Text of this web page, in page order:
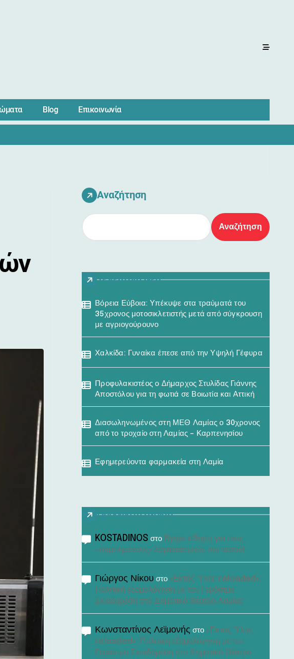
Blog Επικοινωνία
Αναζήτηση
Αναζήτηση
Τελευταία Νέα
Βόρεια Εύβοια: Υπέκυψε στα τραύματά του
35χρονος μοτοσικλετιστής μετά από σύγκρουση
με αγριογούρουνο
Χαλκίδα: Γυναίκα έπεσε από την Υψηλή Γέφυρα
Προφυλακιστέος ο Δήμαρχος Στυλίδας Γιάννης
Αποστόλου για τη φωτιά σε Βοιωτία και Αττική
Διασωληνωμένος στη ΜΕΘ Λαμίας ο 30χρονος
από το τροχαίο στη Λαμίας – Καρπενησίου
Εφημερεύοντα φαρμακεία στη Λαμία
Πρόσφατα σχόλια
KOSTADINOS στο Βγήκε είδηση για τους
«τσιμπημένους» λογαριασμούς του νερού!
Γιώργος Νίκου στο «Εκτός Ύλης reloaded»:
Πολιτική εξομολόγηση με τον Γεράσιμο
Σκιαδαρέση στο Δημοτικό Θέατρο Λαμίας
Κωνσταντίνος Λεϊμονής στο «Εκτός Ύλης
reloaded»: Πολιτική εξομολόγηση με τον
Γεράσιμο Σκιαδαρέση στο Δημοτικό Θέατρο